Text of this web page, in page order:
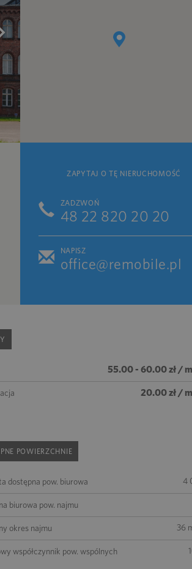
ZAPYTAJ O TĘ NIERUCHOMOŚĆ
ZADZWOŃ
48 22 820 20 20
NAPISZ
office@remobile.pl
55.00 - 60.00 zł /
20.00 zł /
POWIERZCHNIE
dostępna pow. biurowa 4
biurowa pow. najmu
okres najmu 36
współczynnik pow. wspólnych